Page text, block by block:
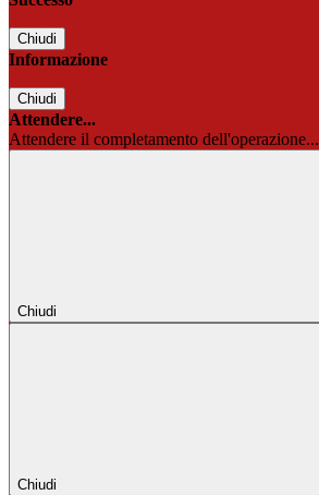
Chiudi
Informazione
Chiudi
Attendere...
Attendere il completamento dell'operazione...
Chiudi
Chiudi